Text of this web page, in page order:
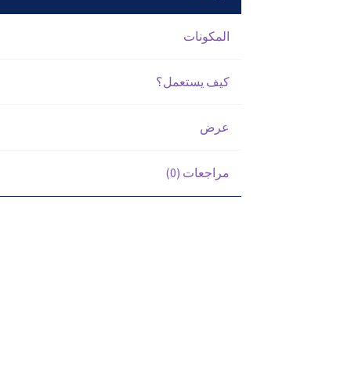
المكونات
كيف يستعمل؟
عرض
مراجعات (0)